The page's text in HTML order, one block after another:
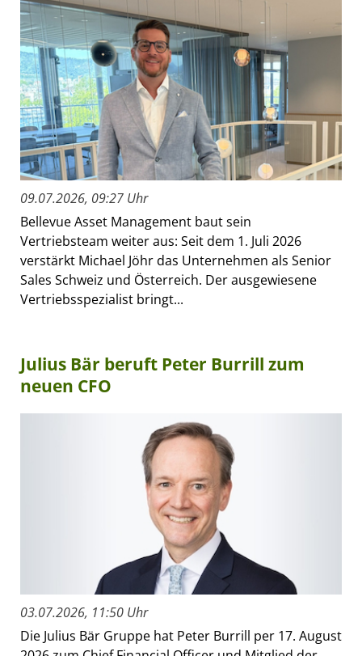
09.07.2026, 09:27 Uhr
Bellevue Asset Management baut sein
Vertriebsteam weiter aus: Seit dem 1. Juli 2026
verstärkt Michael Jöhr das Unternehmen als Senior
Sales Schweiz und Österreich. Der ausgewiesene
Vertriebsspezialist bringt...
Julius Bär beruft Peter Burrill zum
neuen CFO
03.07.2026, 11:50 Uhr
Die Julius Bär Gruppe hat Peter Burrill per 17. August